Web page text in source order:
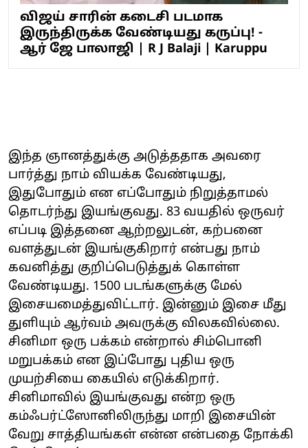
விஜய் சாரின் கடைசி படமாக
இருந்திருக்க வேண்டியது கருப்பு! -
ஆர் ஜே பாலாஜி | R J Balaji | Karuppu
இந்த ஞானத்துக்கு அடுத்ததாக அவரை
பார்த்து நாம் வியக்க வேண்டியது,
இதுபோதும் என எப்போதும் நிறுத்தாமல்
தொடர்ந்து இயங்குவது. 83 வயதில் ஒருவர்
எப்படி இத்தனை ஆற்றலுடன், கற்பனை
வளத்துடன் இயங்குகிறார் என்பது நாம்
கவனித்து குறிப்பெடுத்துக் கொள்ள
வேண்டியது. 1500 படங்களுக்கு மேல்
இசையமைத்துவிட்டார். இன்னும் இசை மீது
துளியும் ஆர்வம் அவருக்கு விலகவில்லை.
சினிமா ஒரு பக்கம் என்றால் சிம்பொனி
மறுபக்கம் என இப்போது புதிய ஒரு
முயற்சியை கையில் எடுக்கிறார்.
சினிமாவில் இயங்குவது என்ற ஒரு
கம்ஃபர்ட்ஸோனிலிருந்து மாறி இசையின்
வேறு சாத்தியங்கள் என்ன என்பதை நோக்கி